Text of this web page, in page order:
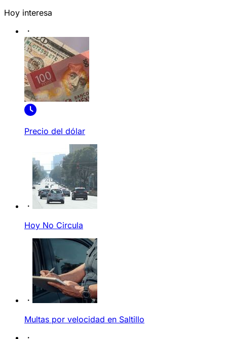
Hoy interesa
Precio del dólar
Hoy No Circula
Multas por velocidad en Saltillo